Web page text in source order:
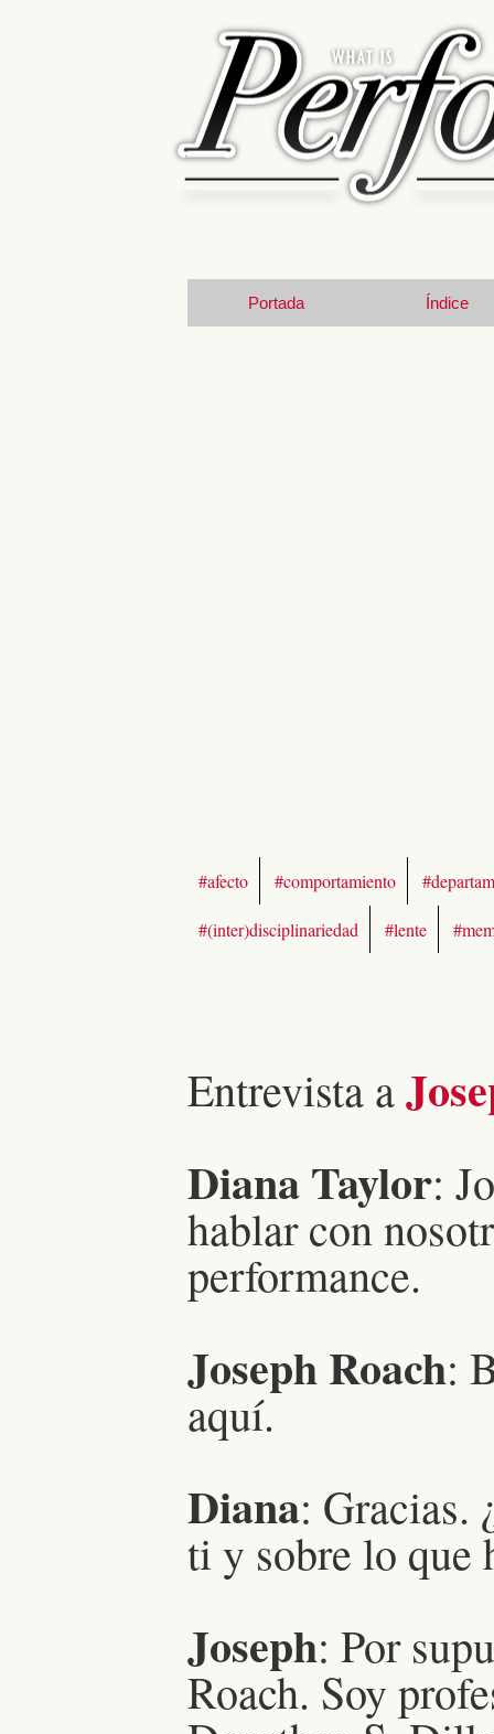
Portada Índice
#afecto #comportamiento
#(inter)disciplinariedad #lente
Entrevista a
Diana Taylor:
hablar con
performance.
Joseph Roach:
aquí.
Diana: Gracias.
ti y sobre lo que
Joseph: Por
Roach. Soy